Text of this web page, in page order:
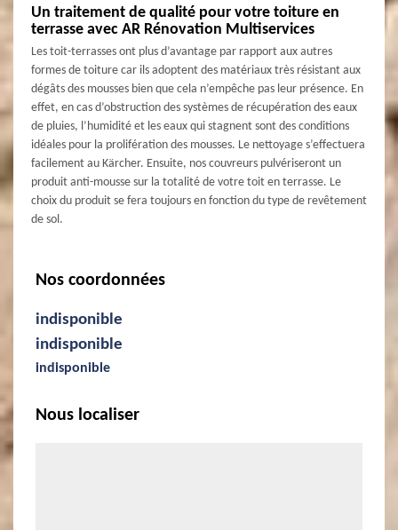
Un traitement de qualité pour votre toiture en
terrasse avec AR Rénovation Multiservices
Les toit-terrasses ont plus d’avantage par rapport aux autres
formes de toiture car ils adoptent des matériaux très résistant aux
dégâts des mousses bien que cela n’empêche pas leur présence. En
effet, en cas d’obstruction des systèmes de récupération des eaux
de pluies, l’humidité et les eaux qui stagnent sont des conditions
idéales pour la prolifération des mousses. Le nettoyage s’effectuera
facilement au Kärcher. Ensuite, nos couvreurs pulvériseront un
produit anti-mousse sur la totalité de votre toit en terrasse. Le
choix du produit se fera toujours en fonction du type de revêtement
de sol.
Nos coordonnées
indisponible
indisponible
indisponible
Nous localiser